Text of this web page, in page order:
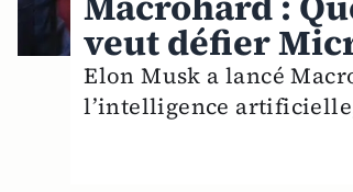
veut défier
Elon Musk a lancé
l’intelligence